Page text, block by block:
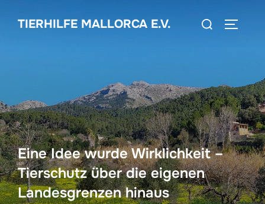
InhaltTIERHILFE MALLORCA E.V.
Suchen
Eine Idee wurde Wirklichkeit –
Tierschutz über die eigenen
Landesgrenzen hinaus